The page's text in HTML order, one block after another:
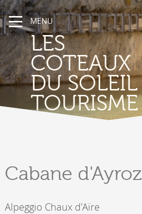
MENU
LES
COTEAUX
DU SOLEIL
TOURISME
Cabane d'Ayroz
Alpeggio Chaux d'Aïre